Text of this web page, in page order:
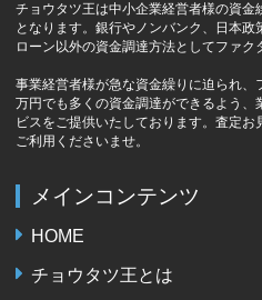
チョウタツ王は中小企業経営者様の資
となります。銀行やノンバンク、日本
ローン以外の資金調達方法としてファク
事業経営者様が急な資金繰りに迫られ
万円でも多くの資金調達ができるよう
ビスをご提供いたしております。査定
ご利用くださいませ。
メインコンテンツ
HOME
チョウタツ王とは